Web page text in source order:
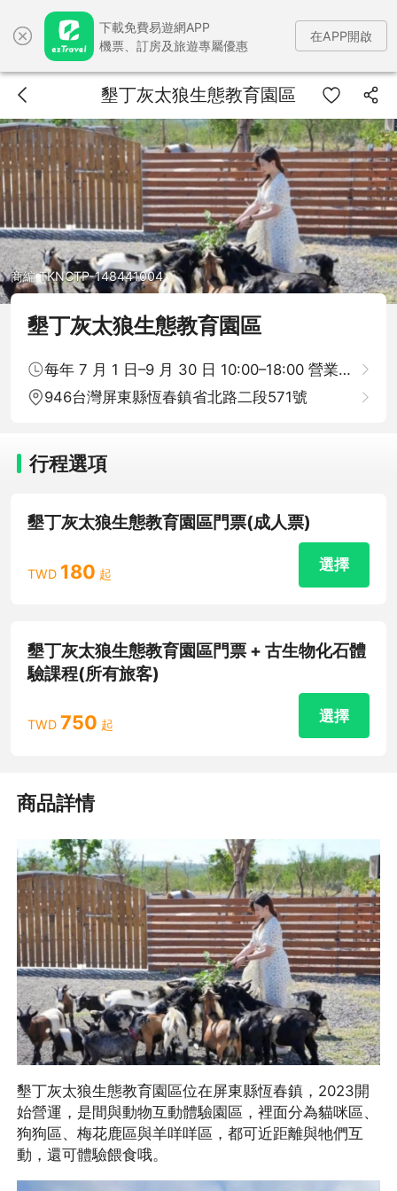
下載免費易遊網APP
機票、訂房及旅遊專屬優惠
在APP開啟
墾丁灰太狼生態教育園區
商編 TKNCTP-148441004
墾丁灰太狼生態教育園區
每年 7 月 1 日–9 月 30 日 10:00–18:00 營業 (於
946台灣屏東縣恆春鎮省北路二段571號
行程選項
墾丁灰太狼生態教育園區門票(成人票)
TWD 180 起
選擇
墾丁灰太狼生態教育園區門票 + 古生物化石體
驗課程(所有旅客)
TWD 750 起
選擇
商品詳情
墾丁灰太狼生態教育園區位在屏東縣恆春鎮，2023開
始營運，是間與動物互動體驗園區，裡面分為貓咪區、
狗狗區、梅花鹿區與羊咩咩區，都可近距離與牠們互
動，還可體驗餵食哦。